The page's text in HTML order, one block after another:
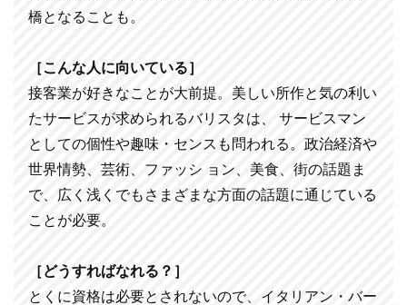
橋となることも。
［こんな人に向いている］
接客業が好きなことが大前提。美しい所作と気の利い
たサービスが求められるバリスタは、 サービスマン
としての個性や趣味・センスも問われる。政治経済や
世界情勢、芸術、ファッシ ョン、美食、街の話題ま
で、広く浅くでもさまざまな方面の話題に通じている
ことが必要。
［どうすればなれる？］
とくに資格は必要とされないので、イタリアン・バー